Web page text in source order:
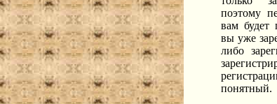
поэтому
вам будет
вы уже
либо
понятный.